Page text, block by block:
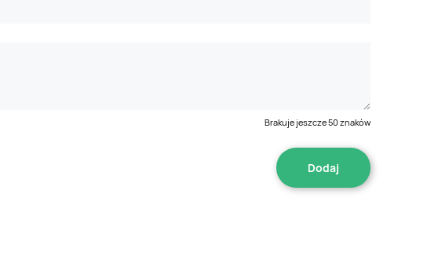
Brakuje jeszcze50 znaków